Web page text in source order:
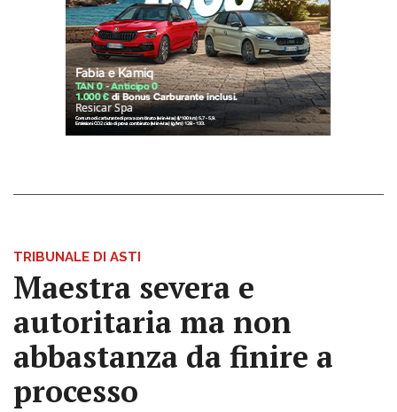
TRIBUNALE DI ASTI
Maestra severa e
autoritaria ma non
abbastanza da finire a
processo